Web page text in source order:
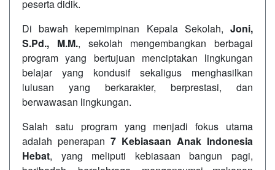
peserta didik.
Di bawah kepemimpinan Kepala Sekolah, Joni,
S.Pd., M.M., sekolah mengembangkan berbagai
program yang bertujuan menciptakan lingkungan
belajar yang kondusif sekaligus menghasilkan
lulusan yang berkarakter, berprestasi, dan
berwawasan lingkungan.
Salah satu program yang menjadi fokus utama
adalah penerapan 7 Kebiasaan Anak Indonesia
Hebat, yang meliputi kebiasaan bangun pagi,